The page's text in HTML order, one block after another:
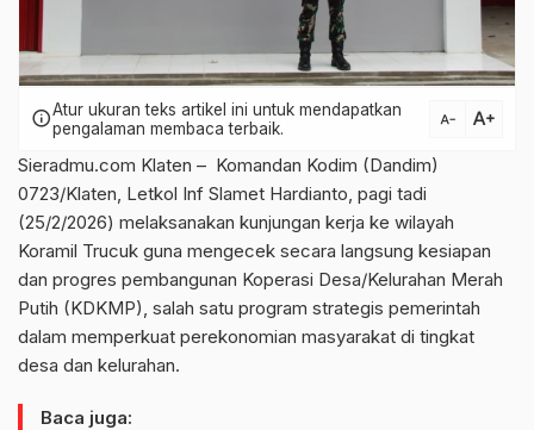
infoAtur ukuran teks artikel ini untuk mendapatkan
pengalaman membaca terbaik.
text_decrease text_increase
Sieradmu.com Klaten – Komandan Kodim (Dandim)
0723/Klaten, Letkol Inf Slamet Hardianto, pagi tadi
(25/2/2026) melaksanakan kunjungan kerja ke wilayah
Koramil Trucuk guna mengecek secara langsung kesiapan
dan progres pembangunan Koperasi Desa/Kelurahan Merah
Putih (KDKMP), salah satu program strategis pemerintah
dalam memperkuat perekonomian masyarakat di tingkat
desa dan kelurahan.
Baca juga: